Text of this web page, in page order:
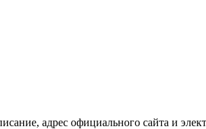
адрес официального сайта и